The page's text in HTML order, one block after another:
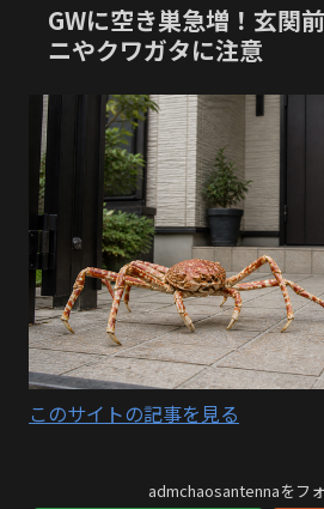
GWに空き巣急増！玄関
ニやクワガタに注意
このサイトの記事を見る
admchaosantennaをフ